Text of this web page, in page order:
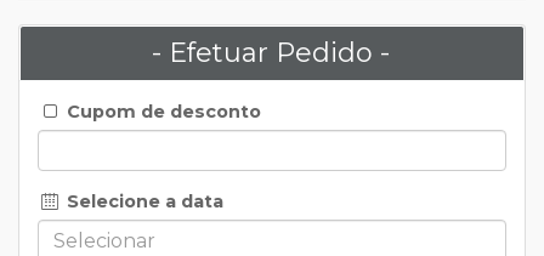
- Efetuar Pedido -
Cupom de desconto
Selecione a data